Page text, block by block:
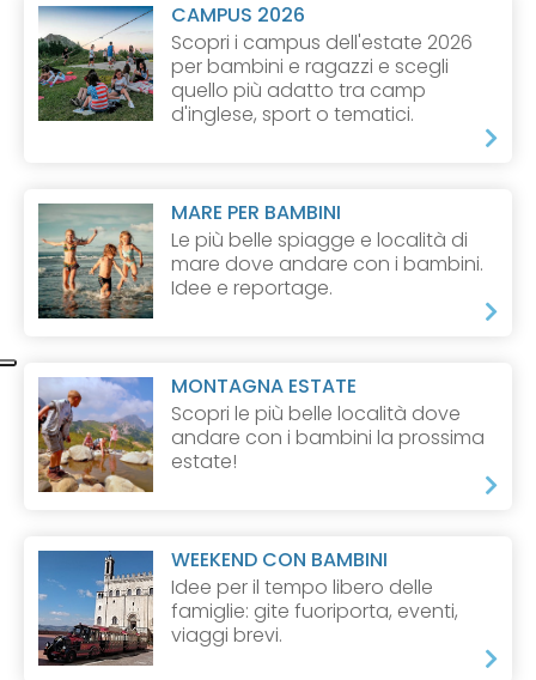
CAMPUS 2026
Scopri i campus dell'estate 2026
per bambini e ragazzi e scegli
quello più adatto tra camp
d'inglese, sport o tematici.
MARE PER BAMBINI
Le più belle spiagge e località di
mare dove andare con i bambini.
Idee e reportage.
MONTAGNA ESTATE
Scopri le più belle località dove
andare con i bambini la prossima
estate!
WEEKEND CON BAMBINI
Idee per il tempo libero delle
famiglie: gite fuoriporta, eventi,
viaggi brevi.